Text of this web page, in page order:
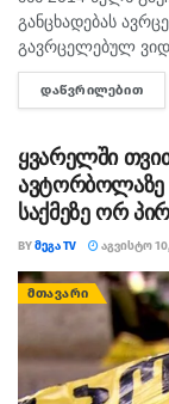
განცხადებას
გავრცელებულ
რომ უკვე
ატვირთა. შსს-ს
ᲓᲐᲬᲕᲠᲘᲚᲔᲑᲘᲗ
ყვარელში
ავტორბოლაზე
საქმეზე ორ
BYᲛᲔᲒᲐ TV ᲐᲒᲕᲘᲡᲢᲝ
ᲛᲗᲐᲕᲐᲠᲘ